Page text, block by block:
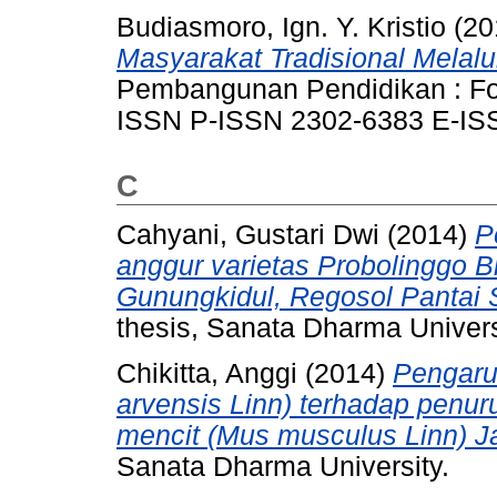
Budiasmoro, Ign. Y. Kristio
Masyarakat Tradisional
Pembangunan Pendidikan :
ISSN P-ISSN 2302-6383 E-
C
Cahyani, Gustari Dwi (2014)
anggur varietas Probolinggo
Gunungkidul, Regosol Pantai
thesis, Sanata Dharma
Chikitta, Anggi (2014)
arvensis Linn) terhadap
mencit (Mus musculus Linn)
Sanata Dharma University.